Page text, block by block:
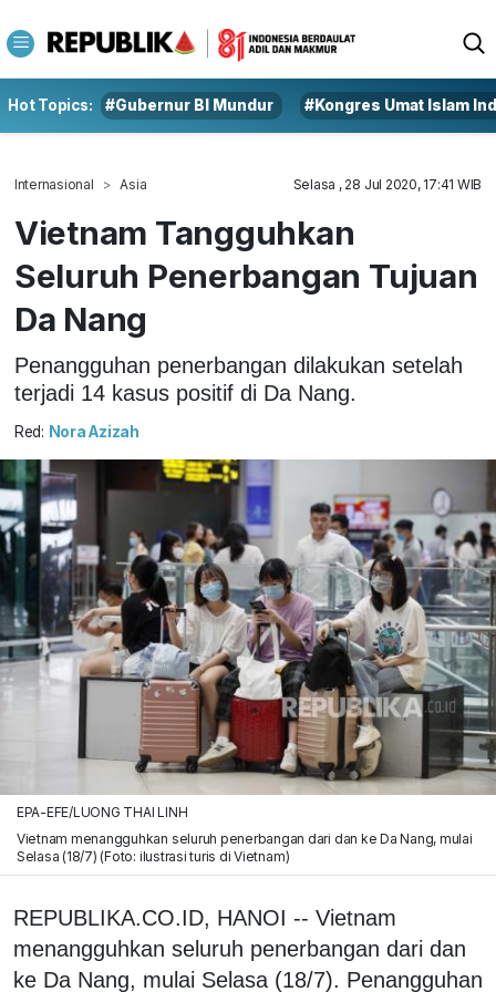
Hot Topics: #Gubernur BI Mundur #Kongres Umat Islam
Internasional Asia Selasa , 28 Jul 2020, 17:41 WIB
Vietnam Tangguhkan
Seluruh Penerbangan Tujuan
Da Nang
Penangguhan penerbangan dilakukan setelah
terjadi 14 kasus positif di Da Nang.
Red: Nora Azizah
EPA-EFE/LUONG THAI LINH
Vietnam menangguhkan seluruh penerbangan dari dan ke Da Nang, mulai
Selasa (18/7) (Foto: ilustrasi turis di Vietnam)
REPUBLIKA.CO.ID, HANOI -- Vietnam
menangguhkan seluruh penerbangan dari dan
ke Da Nang, mulai Selasa (18/7). Penangguhan